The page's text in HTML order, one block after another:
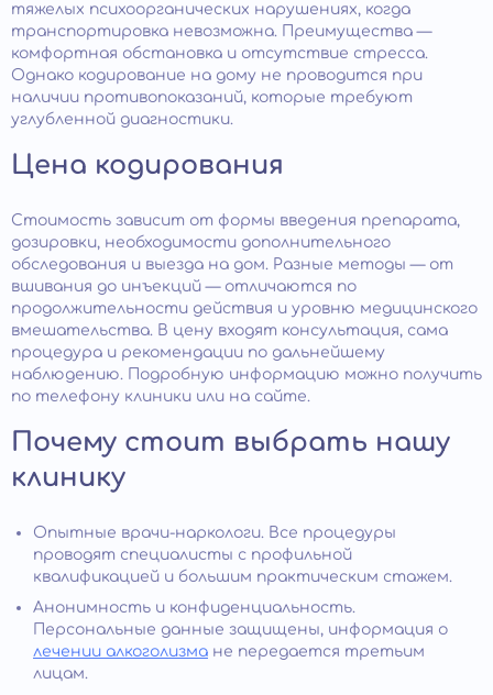
тяжелых психоорганических нарушениях, когда
транспортировка невозможна. Преимущества —
комфортная обстановка и отсутствие стресса.
Однако кодирование на дому не проводится при
наличии противопоказаний, которые требуют
углубленной диагностики.
Цена кодирования
Стоимость зависит от формы введения препарата,
дозировки, необходимости дополнительного
обследования и выезда на дом. Разные методы — от
вшивания до инъекций — отличаются по
продолжительности действия и уровню медицинского
вмешательства. В цену входят консультация, сама
процедура и рекомендации по дальнейшему
наблюдению. Подробную информацию можно получить
по телефону клиники или на сайте.
Почему стоит выбрать нашу
клинику
Опытные врачи-наркологи. Все процедуры
проводят специалисты с профильной
квалификацией и большим практическим стажем.
Анонимность и конфиденциальность.
Персональные данные защищены, информация о
лечении алкоголизма не передается третьим
лицам.